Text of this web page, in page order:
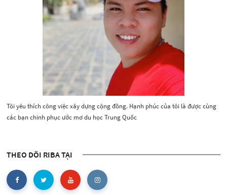
Tôi yêu thích công việc xây dựng cộng đồng. Hạnh phúc của tôi là được cùng
các bạn chinh phục ước mơ du học Trung Quốc
THEO DÕI RIBA TẠI